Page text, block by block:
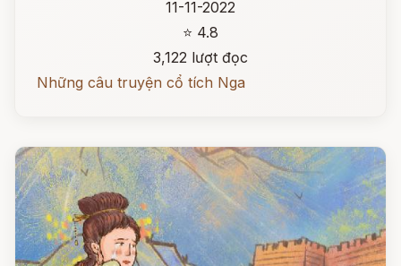
11-11-2022
⭐ 4.8
3,122 lượt đọc
Những câu truyện cổ tích Nga